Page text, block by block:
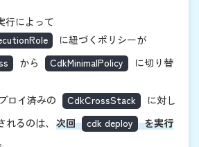
行によって
に紐づくポリシーが
から CdkMinimalPolicy
に切り替
ロイ済みの
CdkCrossStack
に対し
るのは、 次回 cdk deploy
を実行